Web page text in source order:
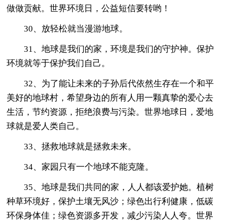
做做贡献。世界环境日，公益短信要转哟！
30、放轻松就当漫游地球。
31、地球是我们的家，环境是我们的守护神。保护
环境就等于保护我们自己。
32、为了能让未来的子孙后代依然生存在一个和平
美好的地球村，希望身边的所有人用一颗真挚的爱心去
生活，节约资源，拒绝浪费与污染。世界地球日，爱地
球就是爱人类自己。
33、拯救地球就是拯救未来。
34、家园只有一个地球不能克隆。
35、地球是我们共同的家，人人都该爱护她。植树
种草环境好，保护土壤无风沙；绿色出行利健康，低碳
环保身体佳；绿色资源多开发，减少污染人人夸。世界